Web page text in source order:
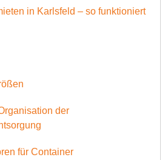
in Karlsfeld – so funktioniert
der
für Container